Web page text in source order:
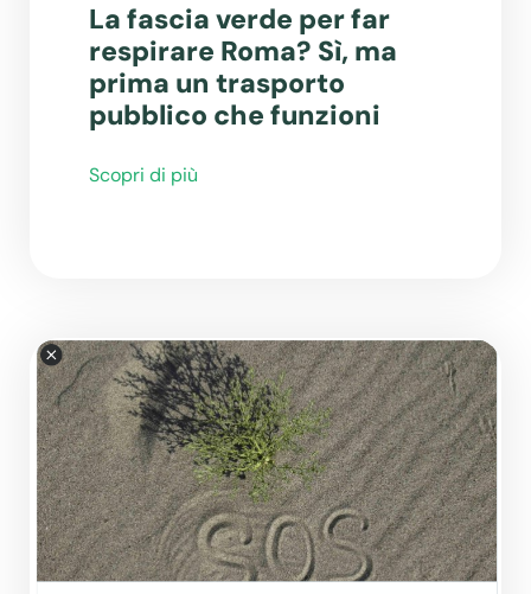
La fascia verde per far
respirare Roma? Sì, ma
prima un trasporto
pubblico che funzioni
Scopri di più